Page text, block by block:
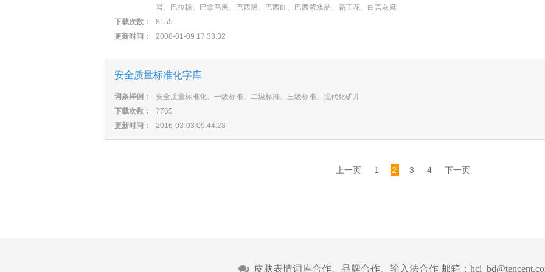
岩、巴拉棕、巴拿马黑、巴西黑、巴西红、巴西紫水晶、霸王花、白宫灰麻
下载次数：
8155
更新时间：
2008-01-09 17:33:32
安全质量标准化字库
词条样例：
安全质量标准化、一级标准、二级标准、三级标准、现代化矿井
下载次数：
7765
更新时间：
2016-03-03 09:44:28
上一页 1 2 3 4 下一页
皮肤表情词库合作、品牌合作、输入法合作 邮箱：